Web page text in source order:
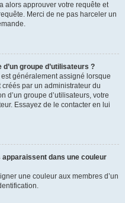
alors approuver votre requête et
Merci de ne pas harceler un
groupe d’utilisateurs ?
généralement assigné lorsque
créés par un administrateur du
d’un groupe d’utilisateurs, votre
Essayez de le contacter en lui
dans une couleur
une couleur aux membres d’un